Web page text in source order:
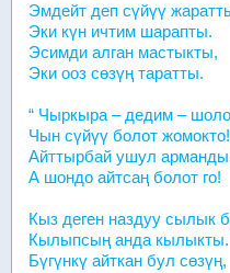
Эмдейт деп сүйүү
Эки күн ичтим шарапты.
Эсимди алган мастыкты,
Эки ооз сөзүң таратты.
“ Чыркыра – дедим –
Чын сүйүү болот
Айттырбай ушул
А шондо айтсаң болот го!
Кыз деген наздуу сылык
Кылыпсың анда кылыкты.
Бүгүнкү айткан бул сөзүң,